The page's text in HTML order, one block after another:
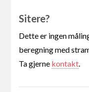
Sitere?
Dette er ingen
beregning med
Ta gjerne kontakt.